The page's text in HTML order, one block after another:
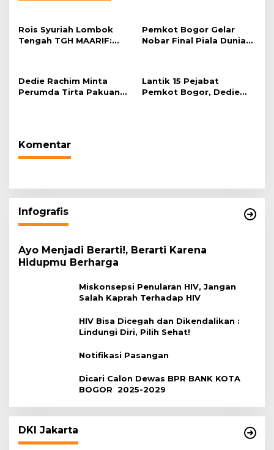
Rois Syuriah Lombok
Tengah TGH MAARIF:
Pemkot Bogor Gelar
Nobar Final Piala Dunia
Dedie Rachim Minta
Perumda Tirta Pakuan
Lantik 15 Pejabat
Pemkot Bogor, Dedie
Komentar
Infografis
Ayo Menjadi Berarti!, Berarti Karena
Hidupmu Berharga
Miskonsepsi Penularan HIV, Jangan
Salah Kaprah Terhadap HIV
HIV Bisa Dicegah dan Dikendalikan :
Lindungi Diri, Pilih Sehat!
Notifikasi Pasangan
Dicari Calon Dewas BPR BANK KOTA
BOGOR 2025-2029
DKI Jakarta